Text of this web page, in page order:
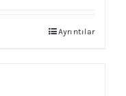
Ayrıntılar